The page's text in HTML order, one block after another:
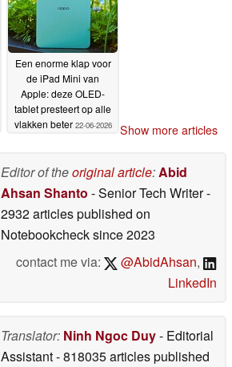
Een enorme klap voor
de iPad Mini van
Apple: deze OLED-
tablet presteert op alle
vlakken beter 22-06-2026 Show more articles
Editor of theoriginal article:Abid
Ahsan Shanto - Senior Tech Writer-
2932 articles published on
Notebookchecksince 2023
contact me via:
@AbidAhsan,
LinkedIn
Translator: Ninh Ngoc Duy- Editorial
Assistant- 818035 articles published